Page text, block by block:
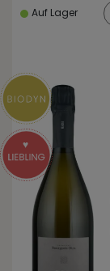
Auf Lager